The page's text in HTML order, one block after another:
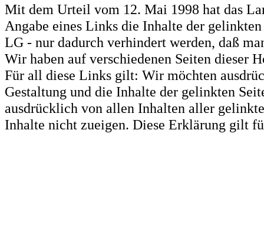
Mit dem Urteil vom 12. Mai 1998 hat das
Angabe eines Links die Inhalte der
LG - nur dadurch verhindert werden, daß
Wir haben auf verschiedenen Seiten dieser
Für all diese Links gilt: Wir möchten
Gestaltung und die Inhalte der gelinkten
ausdrücklich von allen Inhalten aller
Inhalte nicht zueigen. Diese Erklärung gilt